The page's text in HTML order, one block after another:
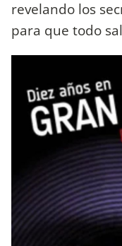
revelando los
para que todo